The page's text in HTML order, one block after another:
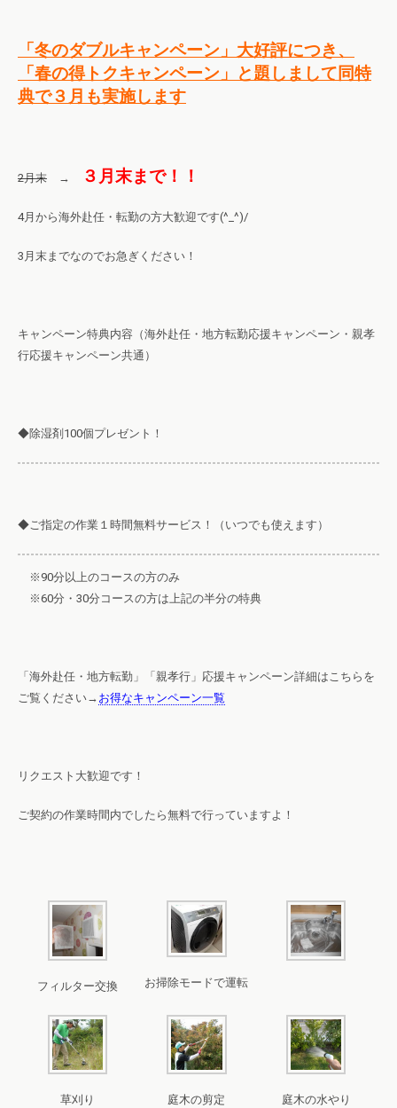
「冬のダブルキャンペーン」大好評につき、
「春の得トクキャンペーン」と題しまして同特
典で３月も実施します
2月末 → ３月末まで！！
4月から海外赴任・転勤の方大歓迎です(^_^)/
3月末までなのでお急ぎください！
キャンペーン特典内容（海外赴任・地方転勤応援キャンペーン・親孝
行応援キャンペーン共通）
◆除湿剤100個プレゼント！
◆ご指定の作業１時間無料サービス！（いつでも使えます）
※90分以上のコースの方のみ
※60分・30分コースの方は上記の半分の特典
「海外赴任・地方転勤」「親孝行」応援キャンペーン詳細はこちらを
ご覧ください→ お得なキャンペーン一覧
リクエスト大歓迎です！
ご契約の作業時間内でしたら無料で行っていますよ！
フィルター交換 お掃除モードで運転
草刈り 庭木の剪定 庭木の水やり